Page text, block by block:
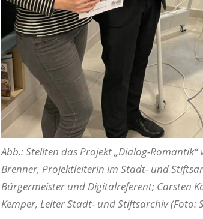
Abb.: Stellten das Projekt „Dialog-
Brenner, Projektleiterin im Stadt- und
Bürgermeister und Digitalreferent; Carsten
Kemper, Leiter Stadt- und Stiftsarchiv (Foto: